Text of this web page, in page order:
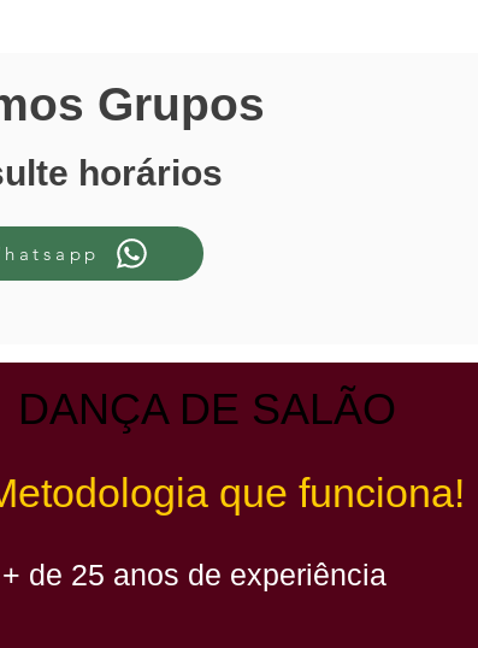
Grupos
horários
DANÇA DE SALÃO
que funciona!
+ de 25 anos de experiência